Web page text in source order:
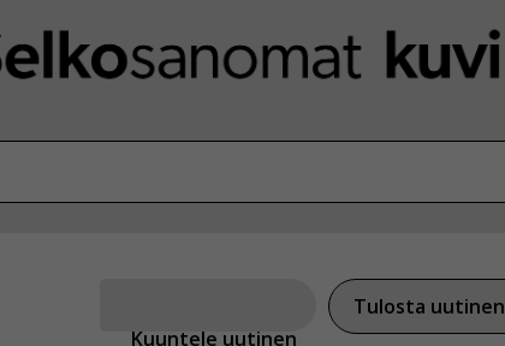
Kuuntele uutinen
Tulosta uutinen